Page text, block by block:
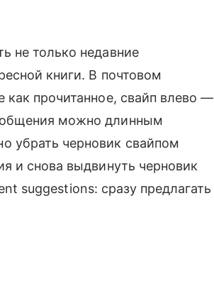
не только недавние
книги. В почтовом
как прочитанное, свайп влево —
можно длинным
убрать черновик свайпом
и снова выдвинуть черновик
suggestions: сразу предлагать